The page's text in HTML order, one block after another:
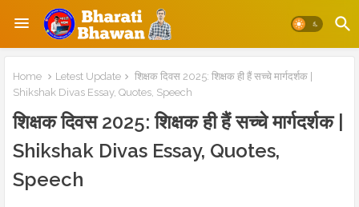
Home Letest Update
शिक्षक दिवस 2025: शिक्षक ही हैं सच्चे मार्गदर्शक |
Shikshak Divas Essay, Quotes, Speech
शिक्षक दिवस 2025: शिक्षक ही हैं सच्चे मार्गदर्शक |
Shikshak Divas Essay, Quotes,
Speech